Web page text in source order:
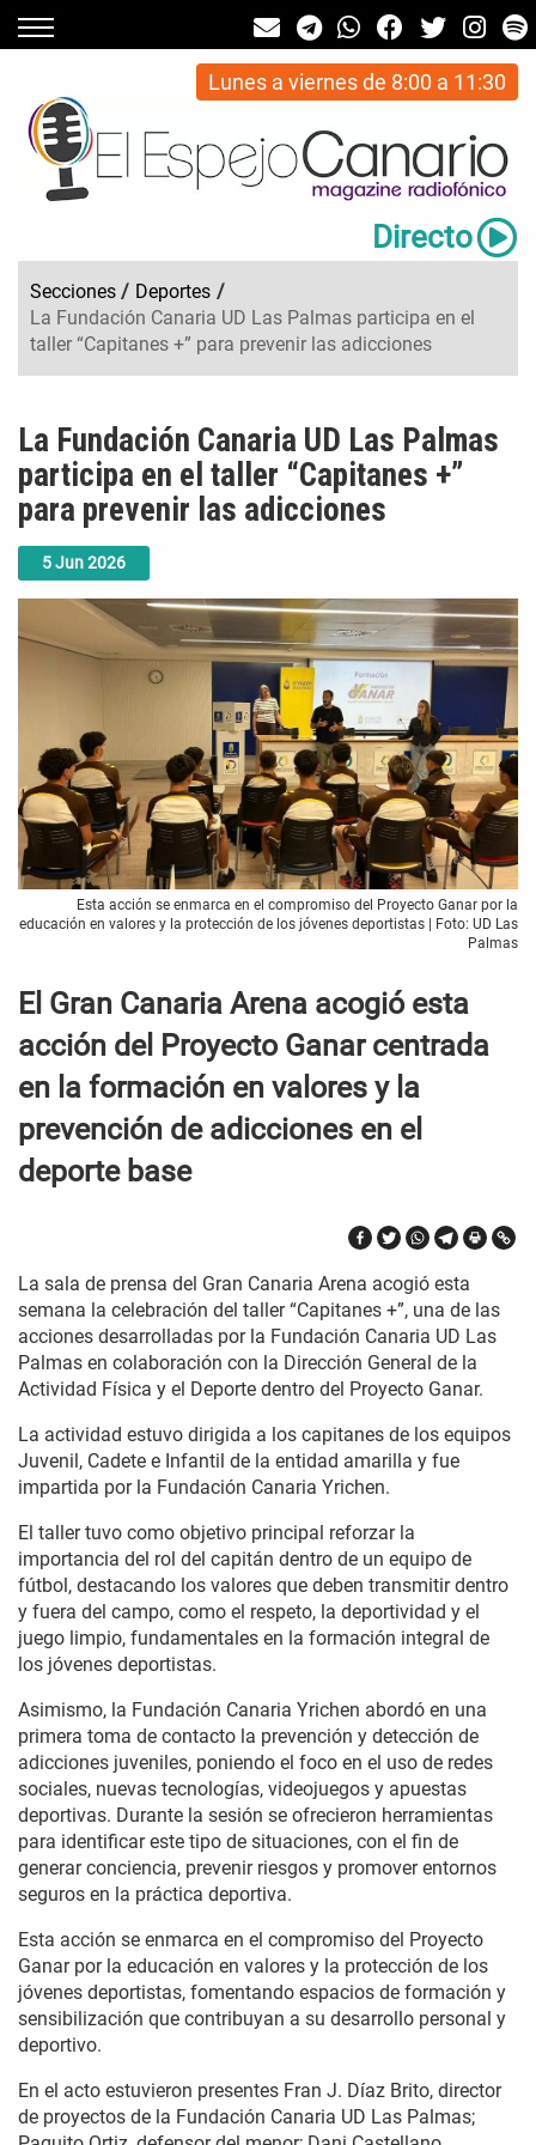
Lunes a viernes de 8:00 a 11:30
Directo
Secciones / Deportes /
La Fundación Canaria UD Las Palmas participa en el
taller “Capitanes +” para prevenir las adicciones
5Jun2026
La Fundación Canaria UD Las Palmas
participa en el taller “Capitanes +”
para prevenir las adicciones
Esta acción se enmarca en el compromiso del Proyecto Ganar por la
educación en valores y la protección de los jóvenes deportistas | Foto: UD Las
Palmas
El Gran Canaria Arena acogió esta
acción del Proyecto Ganar centrada
en la formación en valores y la
prevención de adicciones en el
deporte base
La sala de prensa del Gran Canaria Arena acogió esta
semana la celebración del taller “Capitanes +”, una de las
acciones desarrolladas por la Fundación Canaria UD Las
Palmas en colaboración con la Dirección General de la
Actividad Física y el Deporte dentro del Proyecto Ganar.
La actividad estuvo dirigida a los capitanes de los equipos
Juvenil, Cadete e Infantil de la entidad amarilla y fue
impartida por la Fundación Canaria Yrichen.
El taller tuvo como objetivo principal reforzar la
importancia del rol del capitán dentro de un equipo de
fútbol, destacando los valores que deben transmitir dentro
y fuera del campo, como el respeto, la deportividad y el
juego limpio, fundamentales en la formación integral de
los jóvenes deportistas.
Asimismo, la Fundación Canaria Yrichen abordó en una
primera toma de contacto la prevención y detección de
adicciones juveniles, poniendo el foco en el uso de redes
sociales, nuevas tecnologías, videojuegos y apuestas
deportivas. Durante la sesión se ofrecieron herramientas
para identificar este tipo de situaciones, con el fin de
generar conciencia, prevenir riesgos y promover entornos
seguros en la práctica deportiva.
Esta acción se enmarca en el compromiso del Proyecto
Ganar por la educación en valores y la protección de los
jóvenes deportistas, fomentando espacios de formación y
sensibilización que contribuyan a su desarrollo personal y
deportivo.
En el acto estuvieron presentes Fran J. Díaz Brito, director
de proyectos de la Fundación Canaria UD Las Palmas;